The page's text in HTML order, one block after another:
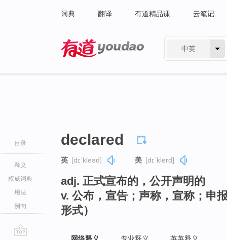
词典 翻译 有道精品课 云笔记
中英
目录
释义
权威词典
用法
例句
declared
英 [dɪˈkleəd] 美 [dɪˈklerd]
adj. 正式宣布的，公开声明的
v. 公布，宣告；声称，宣称；申
形式）